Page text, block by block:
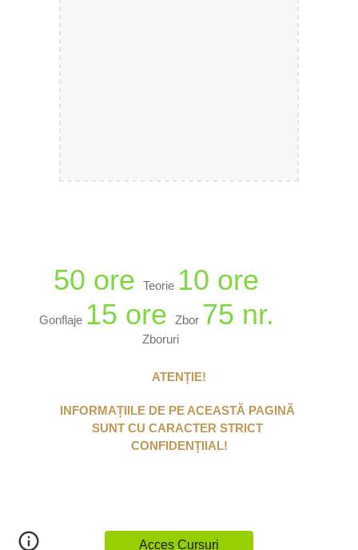
50 ore Teorie
Gonflaje 15 ore Zbor
Zboruri
ATENȚIE!
INFORMAȚIILE DE PE ACEASTĂ PAGINĂ
SUNT CU CARACTER STRICT
CONFIDENȚIIAL!
Acces Cursuri